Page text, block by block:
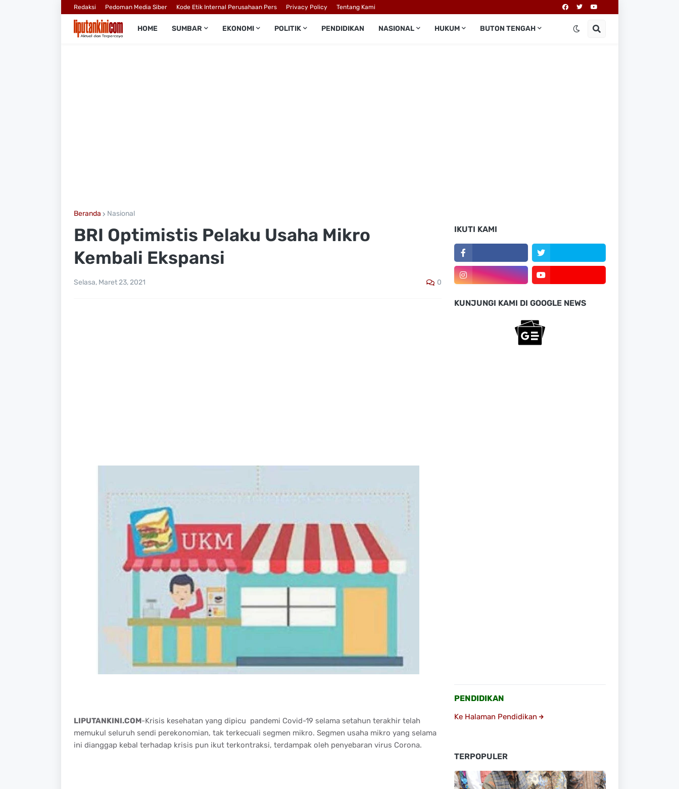
Redaksi Pedoman Media Siber Kode Etik Internal Perusahaan Pers Privacy Policy Tentang Kami
HOME SUMBAR EKONOMI POLITIK PENDIDIKAN NASIONAL HUKUM BUTON TENGAH
Beranda Nasional
BRI Optimistis Pelaku Usaha Mikro
Kembali Ekspansi
Selasa, Maret 23, 2021 0
LIPUTANKINI.COM-Krisis kesehatan yang dipicu pandemi Covid-19 selama setahun terakhir telah
memukul seluruh sendi perekonomian, tak terkecuali segmen mikro. Segmen usaha mikro yang selama
ini dianggap kebal terhadap krisis pun ikut terkontraksi, terdampak oleh penyebaran virus Corona.
IKUTI KAMI
KUNJUNGI KAMI DI GOOGLE NEWS
PENDIDIKAN
Ke Halaman Pendidikan
TERPOPULER